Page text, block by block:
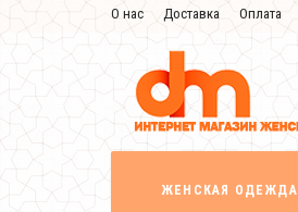
О нас Доставка Оплата
ЖЕНСКАЯ ОДЕЖДА